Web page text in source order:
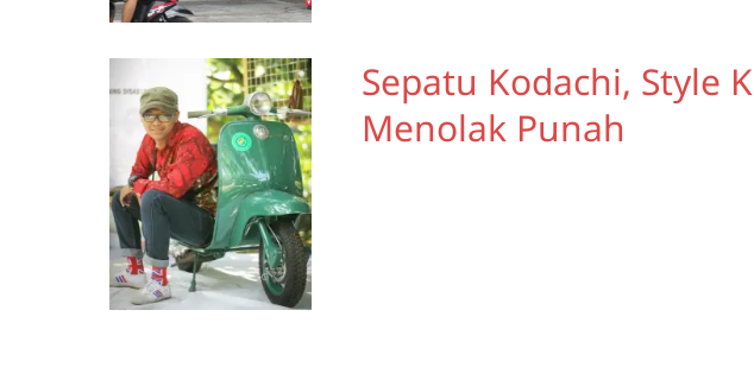
Sepatu Kodachi, Style
Menolak Punah